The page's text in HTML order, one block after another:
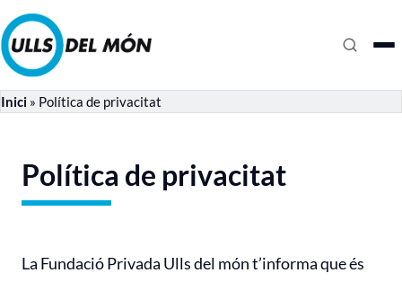
Inici » Política de privacitat
Política de privacitat
La Fundació Privada Ulls del món t’informa que és